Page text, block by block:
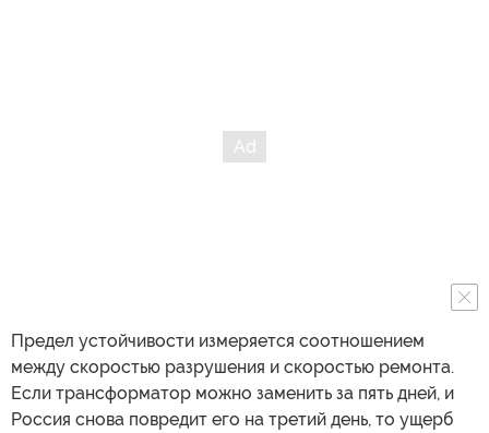
Предел устойчивости измеряется соотношением
между скоростью разрушения и скоростью ремонта.
Если трансформатор можно заменить за пять дней, и
Россия снова повредит его на третий день, то ущерб